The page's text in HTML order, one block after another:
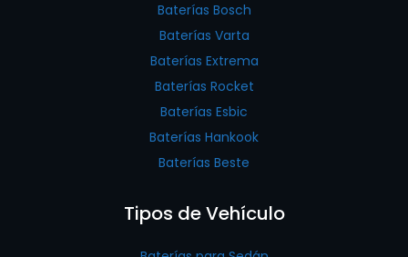
Baterías Bosch
Baterías Varta
Baterías Extrema
Baterías Rocket
Baterías Esbic
Baterías Hankook
Baterías Beste
Tipos de Vehículo